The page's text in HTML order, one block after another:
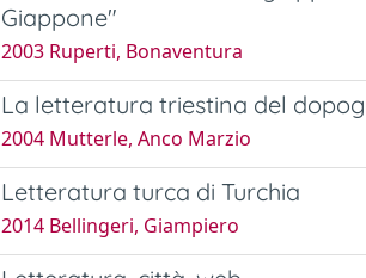
Giappone"
2003 Ruperti, Bonaventura
La letteratura triestina del
2004 Mutterle, Anco Marzio
Letteratura turca di Turchia
2014 Bellingeri, Giampiero